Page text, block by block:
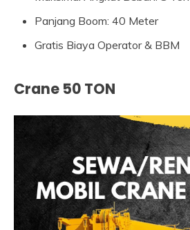
Panjang Boom: 40 Meter
Gratis Biaya Operator & BBM
Crane 50 TON